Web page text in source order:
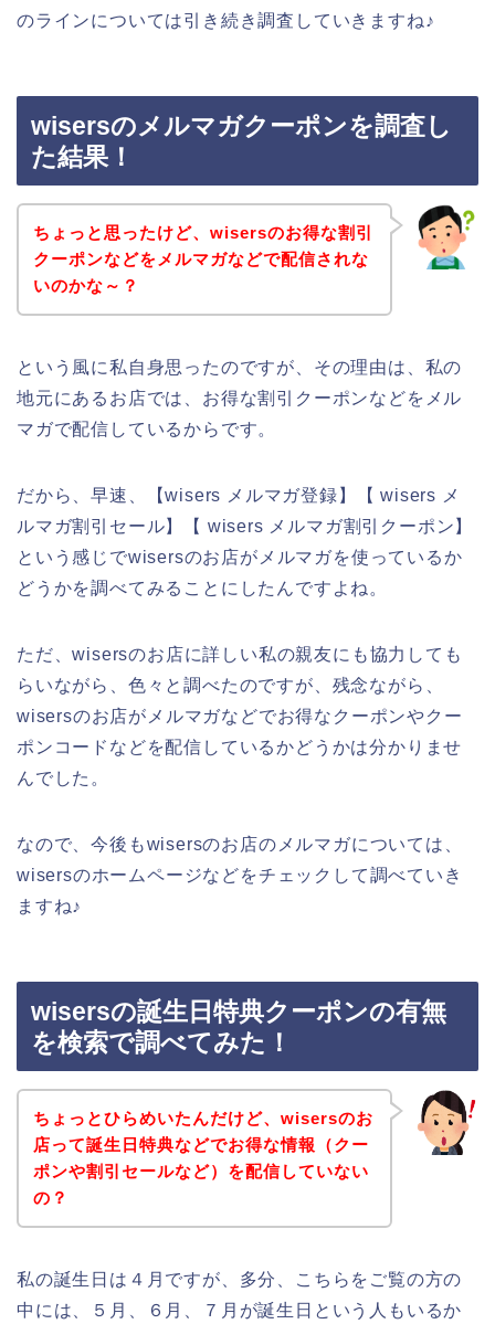
のラインについては引き続き調査していきますね♪
wisersのメルマガクーポンを調査し
た結果！
ちょっと思ったけど、wisersのお得な割引
クーポンなどをメルマガなどで配信されな
いのかな～？
という風に私自身思ったのですが、その理由は、私の
地元にあるお店では、お得な割引クーポンなどをメル
マガで配信しているからです。
だから、早速、【wisers メルマガ登録】【 wisers メ
ルマガ割引セール】【 wisers メルマガ割引クーポン】
という感じでwisersのお店がメルマガを使っているか
どうかを調べてみることにしたんですよね。
ただ、wisersのお店に詳しい私の親友にも協力しても
らいながら、色々と調べたのですが、残念ながら、
wisersのお店がメルマガなどでお得なクーポンやクー
ポンコードなどを配信しているかどうかは分かりませ
んでした。
なので、今後もwisersのお店のメルマガについては、
wisersのホームページなどをチェックして調べていき
ますね♪
wisersの誕生日特典クーポンの有無
を検索で調べてみた！
ちょっとひらめいたんだけど、wisersのお
店って誕生日特典などでお得な情報（クー
ポンや割引セールなど）を配信していない
の？
私の誕生日は４月ですが、多分、こちらをご覧の方の
中には、５月、６月、７月が誕生日という人もいるか